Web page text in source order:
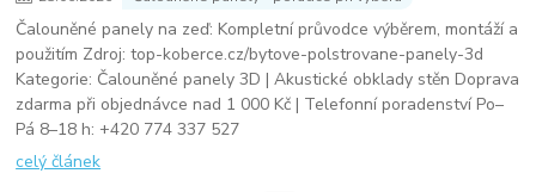
Čalouněné panely na zeď: Kompletní průvodce výběrem, montáží a
použitím Zdroj: top-koberce.cz/bytove-polstrovane-panely-3d
Kategorie: Čalouněné panely 3D | Akustické obklady stěn Doprava
zdarma při objednávce nad 1 000 Kč | Telefonní poradenství Po–
Pá 8–18 h: +420 774 337 527
celý článek